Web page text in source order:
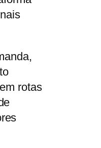
rotas